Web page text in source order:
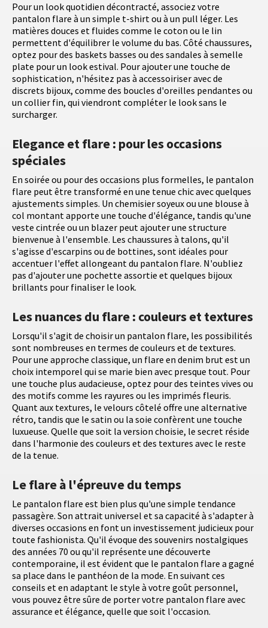
Pour un look quotidien décontracté, associez votre
pantalon flare à un simple t-shirt ou à un pull léger. Les
matières douces et fluides comme le coton ou le lin
permettent d'équilibrer le volume du bas. Côté chaussures,
optez pour des baskets basses ou des sandales à semelle
plate pour un look estival. Pour ajouter une touche de
sophistication, n'hésitez pas à accessoiriser avec de
discrets bijoux, comme des boucles d'oreilles pendantes ou
un collier fin, qui viendront compléter le look sans le
surcharger.
Elegance et flare : pour les occasions
spéciales
En soirée ou pour des occasions plus formelles, le pantalon
flare peut être transformé en une tenue chic avec quelques
ajustements simples. Un chemisier soyeux ou une blouse à
col montant apporte une touche d'élégance, tandis qu'une
veste cintrée ou un blazer peut ajouter une structure
bienvenue à l'ensemble. Les chaussures à talons, qu'il
s'agisse d'escarpins ou de bottines, sont idéales pour
accentuer l'effet allongeant du pantalon flare. N'oubliez
pas d'ajouter une pochette assortie et quelques bijoux
brillants pour finaliser le look.
Les nuances du flare : couleurs et textures
Lorsqu'il s'agit de choisir un pantalon flare, les possibilités
sont nombreuses en termes de couleurs et de textures.
Pour une approche classique, un flare en denim brut est un
choix intemporel qui se marie bien avec presque tout. Pour
une touche plus audacieuse, optez pour des teintes vives ou
des motifs comme les rayures ou les imprimés fleuris.
Quant aux textures, le velours côtelé offre une alternative
rétro, tandis que le satin ou la soie confèrent une touche
luxueuse. Quelle que soit la version choisie, le secret réside
dans l'harmonie des couleurs et des textures avec le reste
de la tenue.
Le flare à l'épreuve du temps
Le pantalon flare est bien plus qu'une simple tendance
passagère. Son attrait universel et sa capacité à s'adapter à
diverses occasions en font un investissement judicieux pour
toute fashionista. Qu'il évoque des souvenirs nostalgiques
des années 70 ou qu'il représente une découverte
contemporaine, il est évident que le pantalon flare a gagné
sa place dans le panthéon de la mode. En suivant ces
conseils et en adaptant le style à votre goût personnel,
vous pouvez être sûre de porter votre pantalon flare avec
assurance et élégance, quelle que soit l'occasion.